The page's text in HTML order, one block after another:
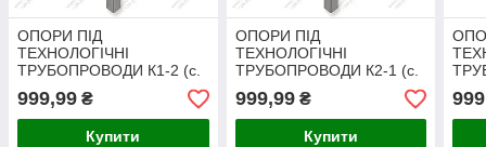
ОПОРИ ПІД
ТЕХНОЛОГІЧНІ
ТРУБОПРОВОДИ К1-2 (с.
3.015-1/92 ст. II-1).
Доставка в будь-яку точку
України.
999,99 ₴
Купити
ОПОРИ ПІД
ТЕХНОЛОГІЧНІ
ТРУБОПРОВОДИ К2-1 (с.
3.015-1/92 ст. II-1).
Доставка в будь-яку точку
України.
999,99₴
Купити